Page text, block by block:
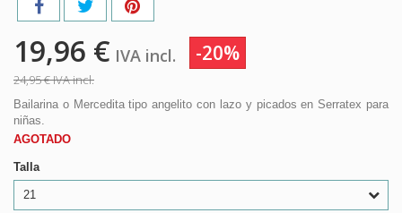
19,96 € IVA incl. -20%
24,95 €IVA incl.
Bailarina o Mercedita tipo angelito con lazo y picados en Serratex para
niñas.
AGOTADO
Talla
21